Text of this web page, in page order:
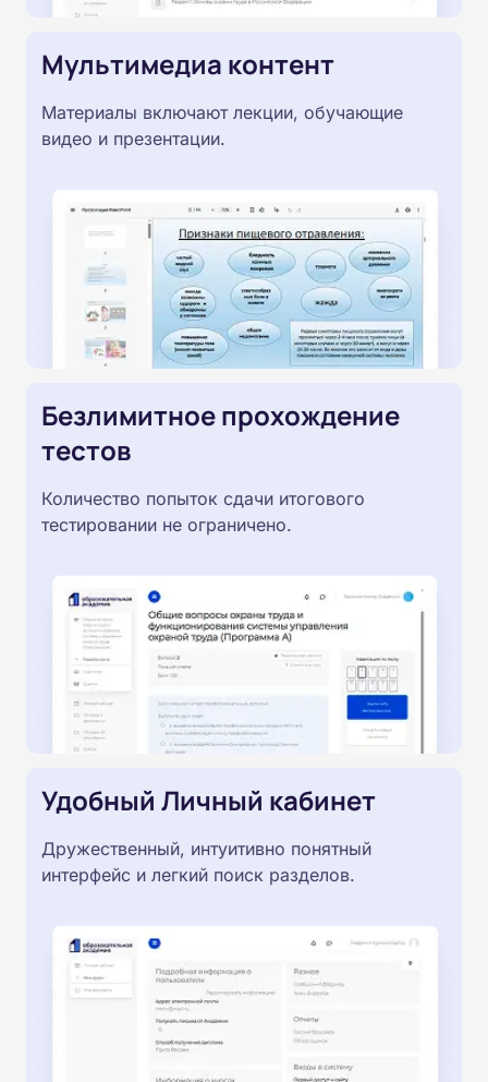
Мультимедиа контент
Материалы включают лекции, обучающие
видео и презентации.
Безлимитное прохождение
тестов
Количество попыток сдачи итогового
тестировании не ограничено.
Удобный Личный кабинет
Дружественный, интуитивно понятный
интерфейс и легкий поиск разделов.